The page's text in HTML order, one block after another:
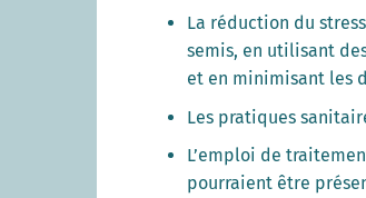
La réduction du
semis, en utilisant
et en minimisant les
Les pratiques
L’emploi de
pourraient être